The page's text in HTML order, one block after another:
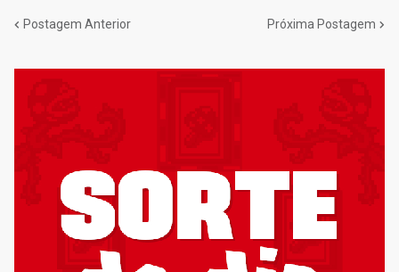
Postagem Anterior Próxima Postagem